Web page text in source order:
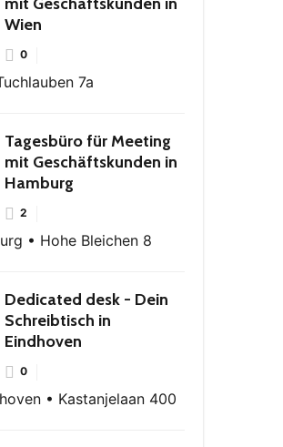
Wien
0
7a
Tagesbüro für Meeting
mit Geschäftskunden in
Hamburg
2
• Hohe Bleichen 8
Dedicated desk - Dein
Schreibtisch in
Eindhoven
0
• Kastanjelaan 400